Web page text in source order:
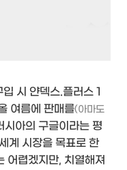
입 시 얀덱스.플러스 1
여름에 판매를(아마도
시아의 구글이라는 평
계 시장을 목표로 한
어렵겠지만, 치열해져